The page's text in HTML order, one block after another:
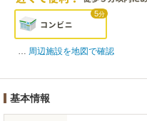
5分
周辺施設を地図で確認
基本情報